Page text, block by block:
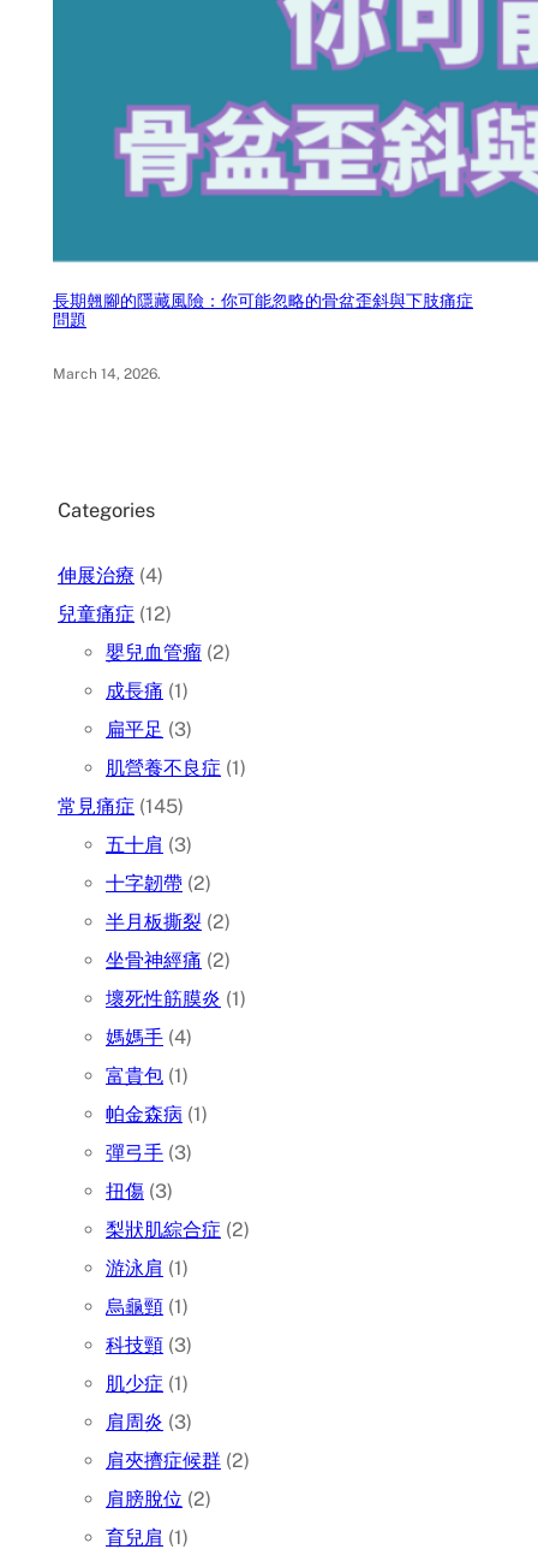
長期翹腳的隱藏風險：你可能忽略的骨盆歪斜與下肢痛症
問題
March 14, 2026.
Categories
伸展治療 (4)
兒童痛症 (12)
嬰兒血管瘤 (2)
成長痛 (1)
扁平足 (3)
肌營養不良症 (1)
常見痛症 (145)
五十肩 (3)
十字韌帶 (2)
半月板撕裂 (2)
坐骨神經痛 (2)
壞死性筋膜炎 (1)
媽媽手 (4)
富貴包 (1)
帕金森病 (1)
彈弓手 (3)
扭傷 (3)
梨狀肌綜合症 (2)
游泳肩 (1)
烏龜頸 (1)
科技頸 (3)
肌少症 (1)
肩周炎 (3)
肩夾擠症候群 (2)
肩膀脫位 (2)
育兒肩 (1)